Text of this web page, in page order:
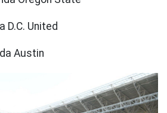
D.C. United
Austin